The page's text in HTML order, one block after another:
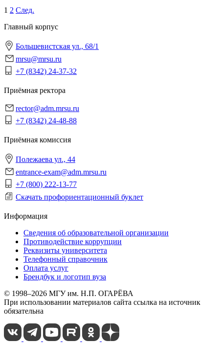
1 2 След.
Главный корпус
Большевистская ул., 68/1
mrsu@mrsu.ru
+7 (8342) 24-37-32
Приёмная ректора
rector@adm.mrsu.ru
+7 (8342) 24-48-88
Приёмная комиссия
Полежаева ул., 44
entrance-exam@adm.mrsu.ru
+7 (800) 222-13-77
Скачать профориентационный буклет
Информация
Сведения об образовательной организации
Противодействие коррупции
Реквизиты университета
Телефонный справочник
Оплата услуг
Брендбук и логотип вуза
© 1998–2026 МГУ им. Н.П. ОГАРЁВА
При использовании материалов сайта ссылка на источник
обязательна